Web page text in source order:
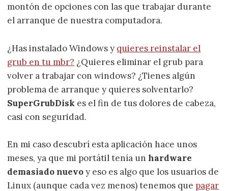
montón de opciones con las que trabajar durante
el arranque de nuestra computadora.
¿Has instalado Windows y quieres reinstalar el
grub en tu mbr? ¿Quieres eliminar el grub para
volver a trabajar con windows? ¿Tienes algún
problema de arranque y quieres solventarlo?
SuperGrubDisk es el fin de tus dolores de cabeza,
casi con seguridad.
En mi caso descubrí esta aplicación hace unos
meses, ya que mi portátil tenía un hardware
demasiado nuevoy eso es algo que los usuarios de
Linux (aunque cada vez menos) tenemos que pagar